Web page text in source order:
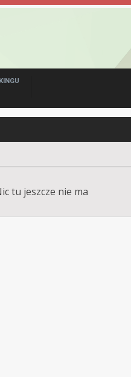
tu jeszcze nie ma